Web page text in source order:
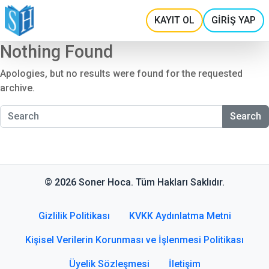
KAYIT OL GİRİŞ YAP
Nothing Found
Apologies, but no results were found for the requested
archive.
Search
© 2026 Soner Hoca. Tüm Hakları Saklıdır.
Gizlilik Politikası KVKK Aydınlatma Metni
Kişisel Verilerin Korunması ve İşlenmesi Politikası
Üyelik Sözleşmesi İletişim